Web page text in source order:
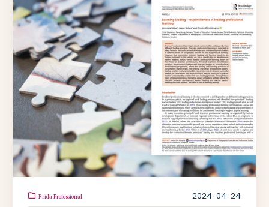
Frida Professional 2024-04-24